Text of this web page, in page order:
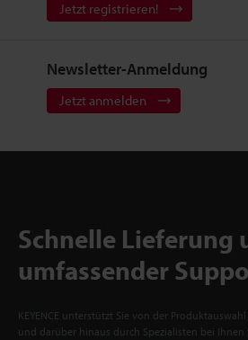
Jetzt registrieren!
Newsletter-Anmeldung
Jetzt anmelden
Schnelle Lieferung
umfassender
KEYENCE unterstützt Sie von der
und darüber hinaus durch Spezialisten bei Ihnen